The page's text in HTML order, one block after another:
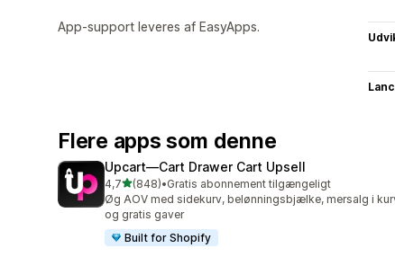
App-support leveres af EasyApps.
Flere apps som denne
Upcart—Cart Drawer Cart Upsell
4,7ud af 5 stjerner
(848)
848 anmeldelser i alt
•Gratis abonnement tilgængeligt
Øg AOV med sidekurv, belønningsbjælke, mersalg i
og gratis gaver
Built for Shopify